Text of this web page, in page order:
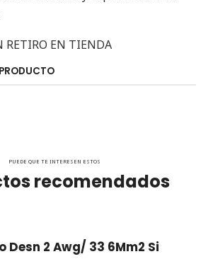
RETIRO EN TIENDA
PUEDE QUE TE INTERESEN ESTOS
recomendados
Desn 2 Awg/ 33 6Mm2 Si